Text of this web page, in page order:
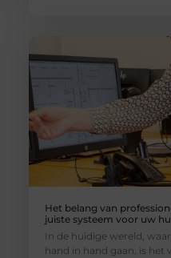
Het belang van
juiste systeem voor uw
In de huidige wereld,
hand in hand gaan, is het